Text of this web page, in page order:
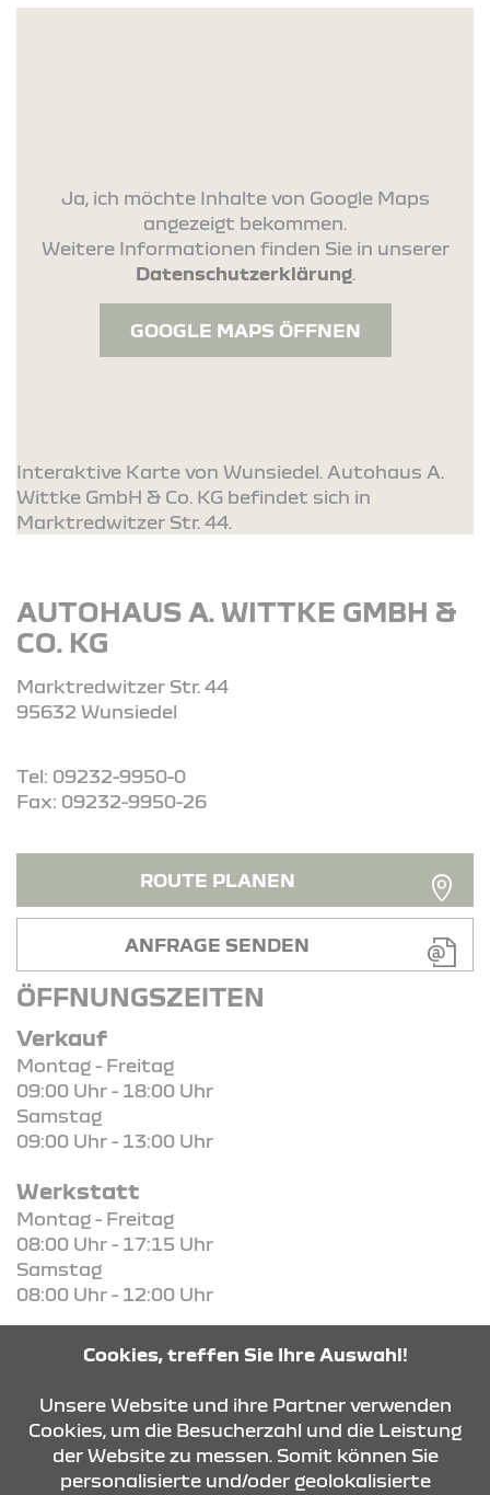
Ja, ich möchte Inhalte von Google Maps
angezeigt bekommen.
Weitere Informationen finden Sie in unserer
Datenschutzerklärung.
GOOGLE MAPS ÖFFNEN
Interaktive Karte von Wunsiedel. Autohaus A.
Wittke GmbH & Co. KG befindet sich in
Marktredwitzer Str. 44.
AUTOHAUS A. WITTKE GMBH &
CO. KG
Marktredwitzer Str. 44
95632 Wunsiedel
Tel: 09232-9950-0
Fax: 09232-9950-26
ROUTE PLANEN
ANFRAGE SENDEN
ÖFFNUNGSZEITEN
Verkauf
Montag - Freitag
09:00 Uhr - 18:00 Uhr
Samstag
09:00 Uhr - 13:00 Uhr
Werkstatt
Montag - Freitag
08:00 Uhr - 17:15 Uhr
Samstag
08:00 Uhr - 12:00 Uhr
KONTAKT & ANFAHRT
Cookies, treffen Sie Ihre Auswahl!
Unsere Website und ihre Partner verwenden
Cookies, um die Besucherzahl und die Leistung
der Website zu messen. Somit können Sie
personalisierte und/oder geolokalisierte